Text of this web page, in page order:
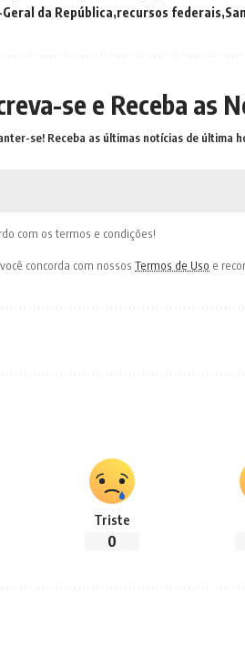
da República recursos federais
se e Receba as
se! Receba as últimas notícias de última
com os termos e condições!
concorda com nossos Termos de Uso e
Triste
0